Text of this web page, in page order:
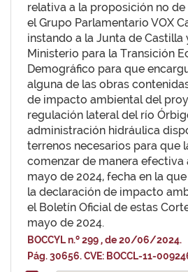
relativa a la proposición no
el Grupo Parlamentario VOX
instando a la Junta de Castilla
Ministerio para la Transición
Demográfico para que
alguna de las obras
de impacto ambiental del
regulación lateral del río
administración hidráulica
terrenos necesarios para que
comenzar de manera efectiva
mayo de 2024, fecha en la
la declaración de impacto
el Boletín Oficial de estas
mayo de 2024.
BOCCYL n.º 299 , de 20/06/2024.
Pág. 30656. CVE: BOCCL-11-